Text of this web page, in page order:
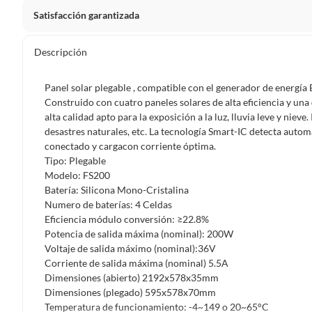
Satisfacción garantizada
Debe estar en perfecto estado, con todas sus etiquetas,
Productos que, por su naturaleza, no puedan ser devueltos,
Confeccionados a la medida.
De uso personal.
En sodimac.cl te damos
etiquetas y sin uso, tal como te lo entregamos.
Productos a pedido o confeccionados a medida.
Productos que han sido informados como
remanufacturados o con alguna deficiencia, que sean
Alimentos, bebidas, medicamentos, suplementos alimenticios,
Pinturas de un color a solicitud.
Descripción
Panel solar plegable , compatible con el generador de
Construido con cuatro paneles solares de alta eficiencia y
alta calidad apto para la exposición a la luz, lluvia leve y
desastres naturales, etc. La tecnología Smart-IC detecta
conectado y cargacon corriente óptima.
Tipo: Plegable
Modelo: FS200
Batería: Silicona Mono-Cristalina
Numero de baterías: 4 Celdas
Eficiencia módulo conversión: ≥22.8%
Potencia de salida máxima (nominal): 200W
Voltaje de salida máximo (nominal):36V
Corriente de salida máxima (nominal) 5.5A
Dimensiones (abierto) 2192x578x35mm
Dimensiones (plegado) 595x578x70mm
Temperatura de funcionamiento: -4~149 o 20~65°C